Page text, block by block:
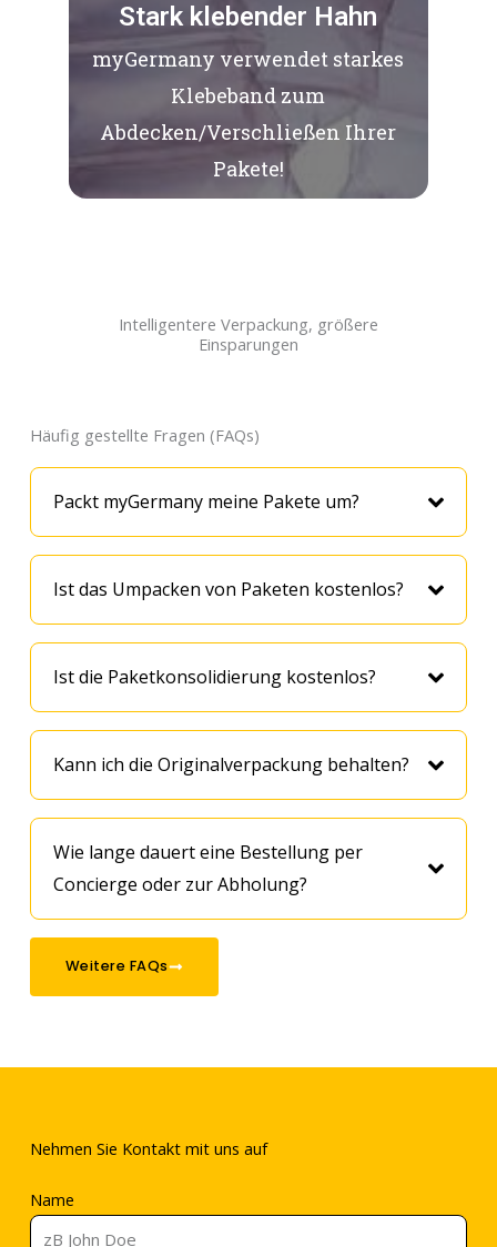
Stark klebender Hahn
myGermany verwendet starkes
Klebeband zum
Abdecken/Verschließen Ihrer
Pakete!
Intelligentere Verpackung, größere
Einsparungen
Häufig gestellte Fragen (FAQs)
Packt myGermany meine Pakete um?
Ist das Umpacken von Paketen kostenlos?
Ist die Paketkonsolidierung kostenlos?
Kann ich die Originalverpackung behalten?
Wie lange dauert eine Bestellung per
Concierge oder zur Abholung?
Weitere FAQs
Nehmen Sie Kontakt mit uns auf
Name